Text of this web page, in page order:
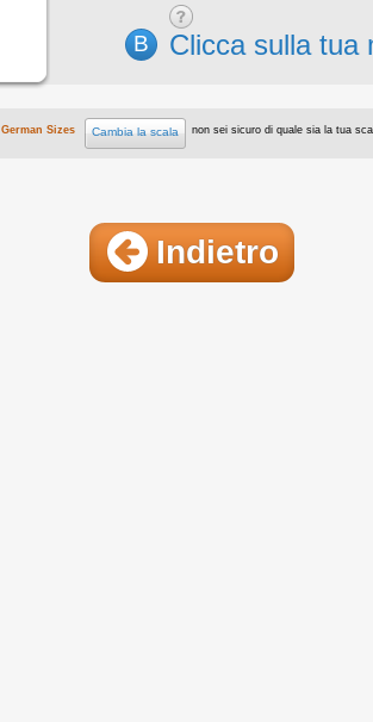
B Clicca sulla tua
German Sizes Cambia la scala non sei sicuro di quale sia la tua
Indietro